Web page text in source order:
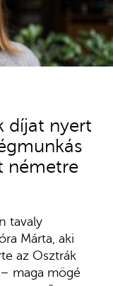
díjat nyert
németre
tavaly
Márta, aki
az Osztrák
maga mögé